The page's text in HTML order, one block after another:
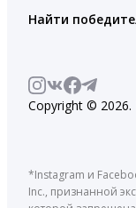
Найти
Copyright ©
*Instagram и
Inc., признанной